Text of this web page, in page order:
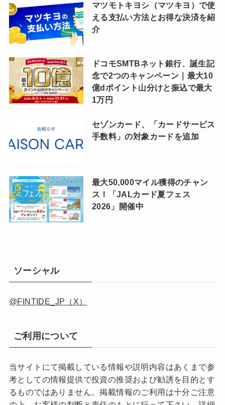
マツモトキヨシ（マツキヨ）で使
える支払い方法とお得な決済を紹
介
ドコモSMTBネット銀行、誕生記
念で2つのキャンペーン｜最大10
億dポイント山分けと振込で最大
1万円
セゾンカード、「カードサービス
手数料」の対象カードを追加
最大50,000マイル獲得のチャン
ス！「JALカード夏フェス
2026」開催中
ソーシャル
@FINTIDE_JP（X）
ご利用について
当サイトにて掲載している情報や説明内容はあくまで参
考としての情報提供で投資の推奨および勧誘を目的とす
るものではありません。掲載情報のご利用は十分ご注意